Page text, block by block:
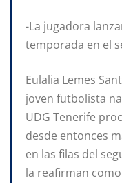
-La jugadora
temporada en el
Eulalia Lemes
joven futbolista
UDG Tenerife
desde entonces
en las filas del
la reafirman